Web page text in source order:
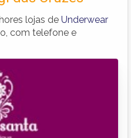
lojas de Underwear
com telefone e